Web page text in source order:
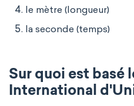
le mètre (longueur)
la seconde (temps)
Sur quoi est basé
International